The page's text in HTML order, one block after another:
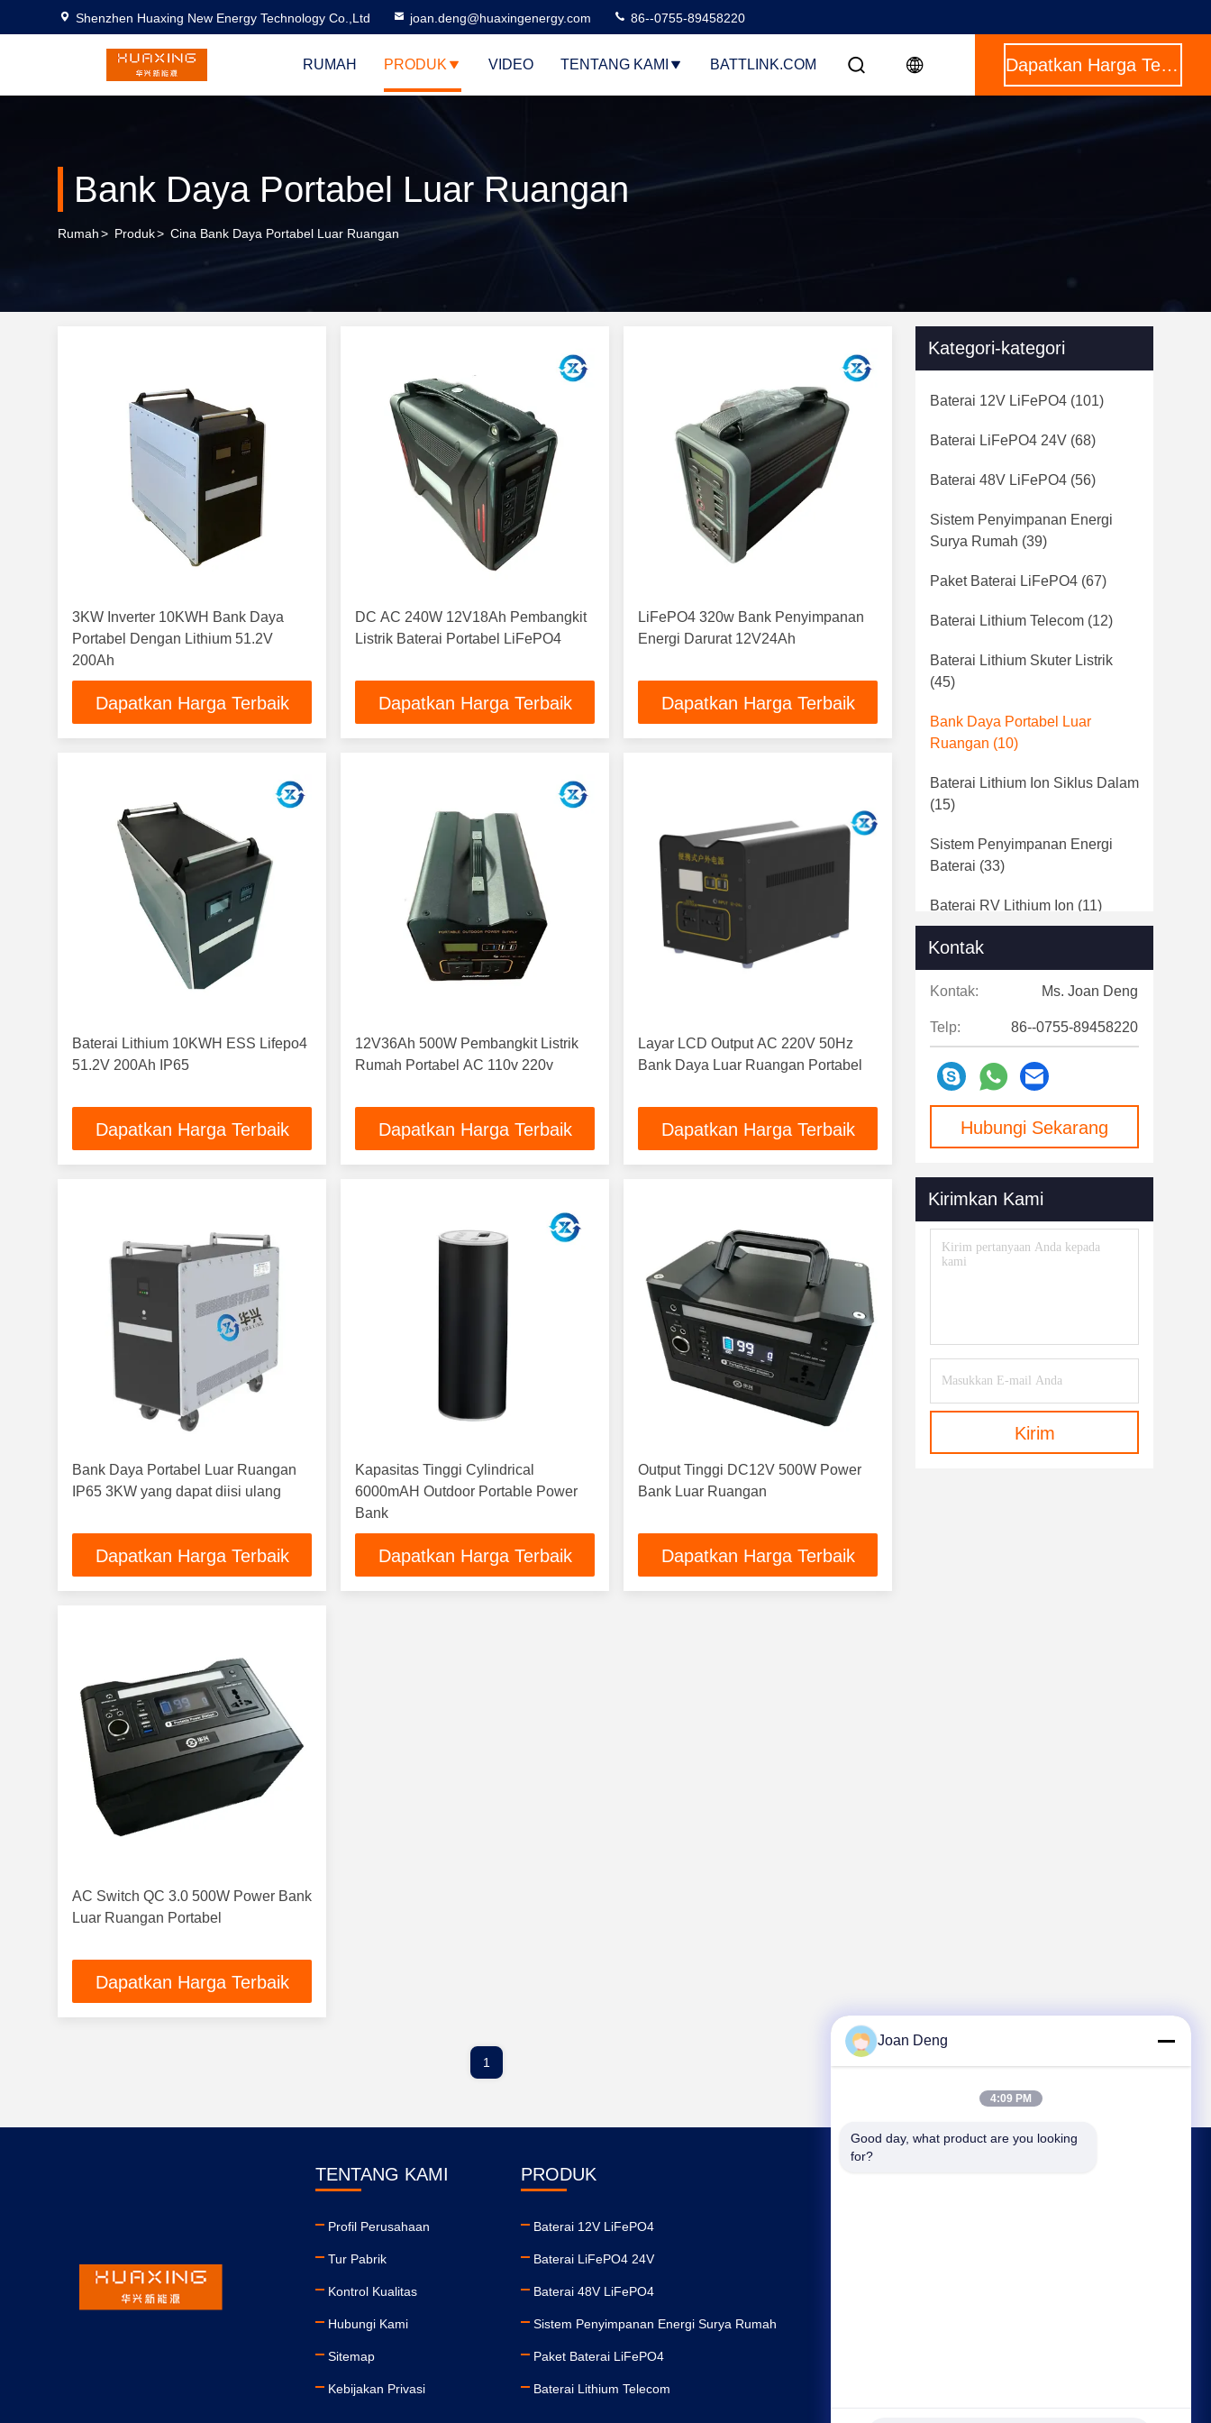
Shenzhen Huaxing New Energy Technology Co.,Ltd joan.deng@huaxingenergy.com 86--0755-89458220
RUMAH PRODUK VIDEO TENTANG KAMI BATTLINK.COM Dapatkan Harga Terbaik
Bank Daya Portabel Luar Ruangan
Rumah> Produk> Cina Bank Daya Portabel Luar Ruangan
3KW Inverter 10KWH Bank Daya
Portabel Dengan Lithium 51.2V
200Ah
Dapatkan Harga Terbaik
DC AC 240W 12V18Ah Pembangkit
Listrik Baterai Portabel LiFePO4
Dapatkan Harga Terbaik
LiFePO4 320w Bank Penyimpanan
Energi Darurat 12V24Ah
Dapatkan Harga Terbaik
Baterai Lithium 10KWH ESS Lifepo4
51.2V 200Ah IP65
Dapatkan Harga Terbaik
12V36Ah 500W Pembangkit Listrik
Rumah Portabel AC 110v 220v
Dapatkan Harga Terbaik
Layar LCD Output AC 220V 50Hz
Bank Daya Luar Ruangan Portabel
Dapatkan Harga Terbaik
Bank Daya Portabel Luar Ruangan
IP65 3KW yang dapat diisi ulang
Dapatkan Harga Terbaik
Kapasitas Tinggi Cylindrical
6000mAH Outdoor Portable Power
Bank
Dapatkan Harga Terbaik
Output Tinggi DC12V 500W Power
Bank Luar Ruangan
Dapatkan Harga Terbaik
AC Switch QC 3.0 500W Power Bank
Luar Ruangan Portabel
Dapatkan Harga Terbaik
Kategori-kategori
Baterai 12V LiFePO4 (101)
Baterai LiFePO4 24V (68)
Baterai 48V LiFePO4 (56)
Sistem Penyimpanan Energi
Surya Rumah (39)
Paket Baterai LiFePO4 (67)
Baterai Lithium Telecom (12)
Baterai Lithium Skuter Listrik
(45)
Bank Daya Portabel Luar
Ruangan (10)
Baterai Lithium Ion Siklus Dalam
(15)
Sistem Penyimpanan Energi
Baterai (33)
Baterai RV Lithium Ion (11)
Sel Silinder LiFePO4
Baterai Lithium Bluetooth(10)
Kontak
Kontak: Ms. Joan Deng
Telp: 86--0755-89458220
Hubungi Sekarang
Kirimkan Kami
Kirim
1
TENTANG KAMI
Profil Perusahaan
Tur Pabrik
Kontrol Kualitas
Hubungi Kami
Sitemap
Kebijakan Privasi
PRODUK
Baterai 12V LiFePO4
Baterai LiFePO4 24V
Baterai 48V LiFePO4
Sistem Penyimpanan Energi Surya Rumah
Paket Baterai LiFePO4
Baterai Lithium Telecom
Joan Deng
4:09 PM
Good day, what product are you looking
for?